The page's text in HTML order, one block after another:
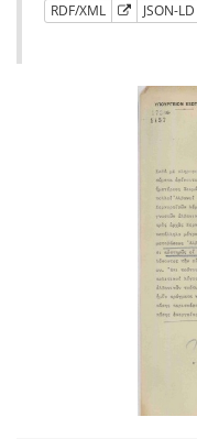
RDF/XML JSON-LD